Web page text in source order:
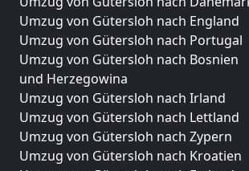
Umzug von Gütersloh nach England
Umzug von Gütersloh nach Portugal
Umzug von Gütersloh nach Bosnien
und Herzegowina
Umzug von Gütersloh nach Irland
Umzug von Gütersloh nach Lettland
Umzug von Gütersloh nach Zypern
Umzug von Gütersloh nach Kroatien